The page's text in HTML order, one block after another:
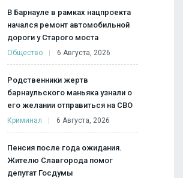
В Барнауле в рамках нацпроекта
начался ремонт автомобильной
дороги у Старого моста
Общество 6 Августа, 2026
Родственники жертв
барнаульского маньяка узнали о
его желании отправиться на СВО
Криминал 6 Августа, 2026
Пенсия после года ожидания.
Жителю Славгорода помог
депутат Госдумы